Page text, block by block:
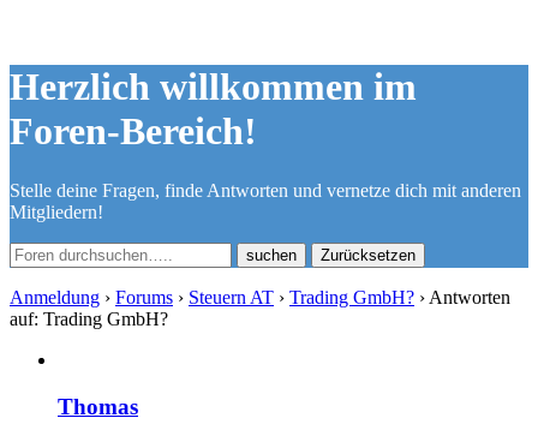
Herzlich willkommen im
Foren-Bereich!
Stelle deine Fragen, finde Antworten und vernetze dich mit anderen
Mitgliedern!
Zurücksetzen
Anmeldung › Forums › Steuern AT › Trading GmbH? › Antworten
auf: Trading GmbH?
Thomas